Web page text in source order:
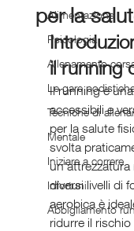
Alimentazione
Psicologia
Allenamento
Le gare
Tecniche di
Mentale
Iniziare a correre
Infortuni
Abbigliamento
per la
il running
Il running è
accessibili e
per la salute
svolta
un'attrezzatura
diversi livelli di
aerobica è
ridurre il